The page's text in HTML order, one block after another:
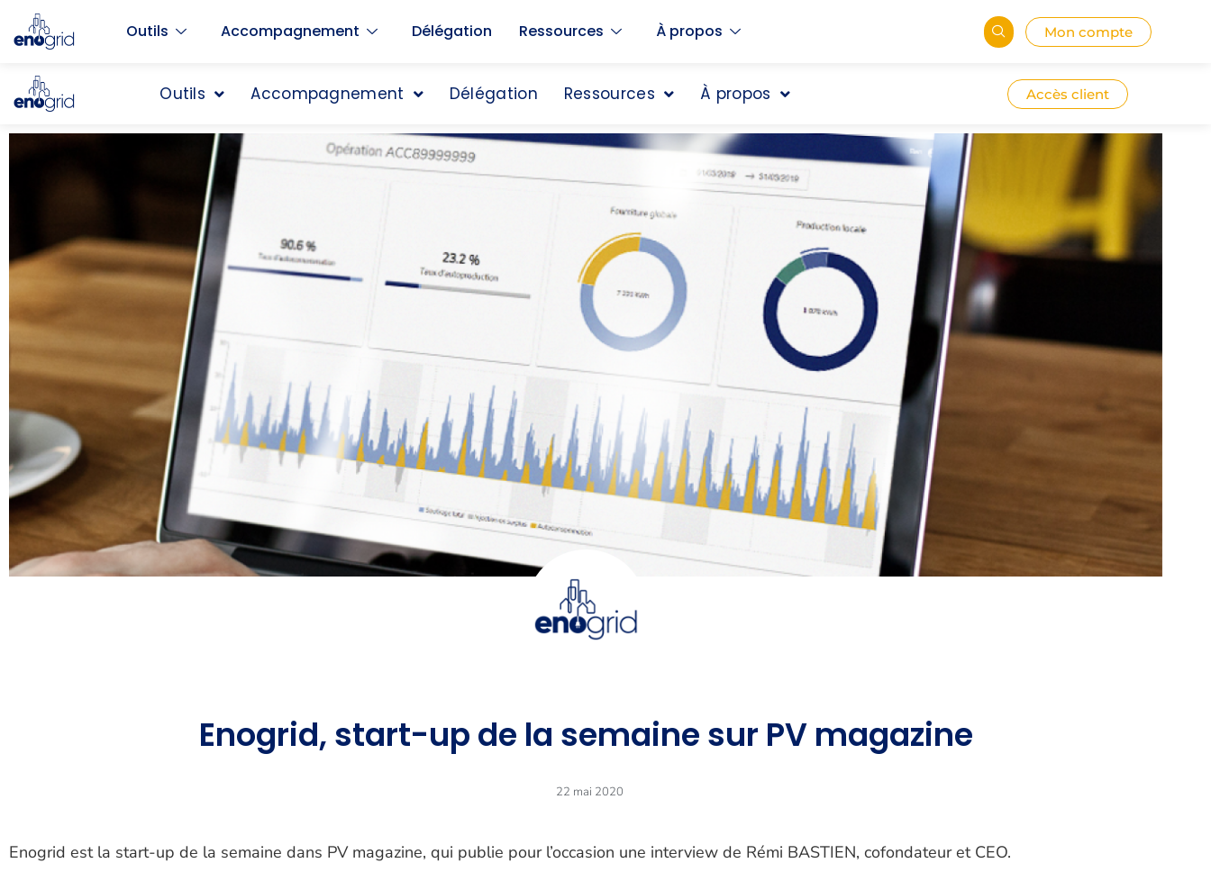
Outils Accompagnement Délégation Ressources À propos Mon compte
Outils Accompagnement Délégation Ressources À propos Accès client
Enogrid, start-up de la semaine sur PV magazine
22 mai 2020
Enogrid est la start-up de la semaine dans PV magazine, qui publie pour l’occasion une interview de Rémi BASTIEN, cofondateur et CEO.